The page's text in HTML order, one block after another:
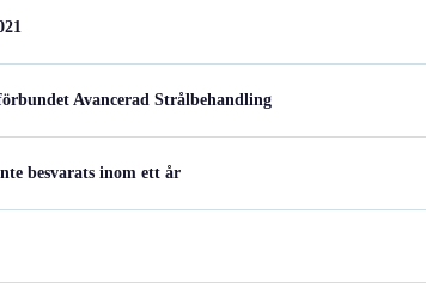
Avancerad Strålbehandling
besvarats inom ett år